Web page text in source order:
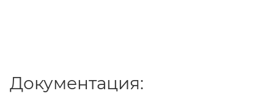
Документация: